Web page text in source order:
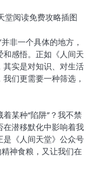
非一个具体的地方，
感悟。正如《人间天
实是对知识、对生活
们更需要一种筛选，
某种“陷阱”？我不禁
潜移默化中影响着我
《人间天堂》公众号
神食粮，又让我们在